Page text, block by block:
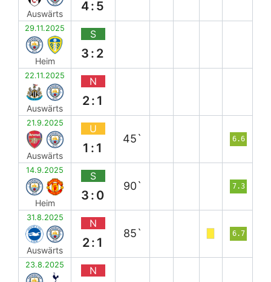
Auswärts
4:5
29.11.2025
Heim
S
3:2
22.11.2025
Auswärts
N
2:1
21.9.2025
Auswärts
U
1:1
45` 6.6
14.9.2025
Heim
S
3:0
90` 7.3
31.8.2025
Auswärts
N
2:1
85` 6.7
23.8.2025 N